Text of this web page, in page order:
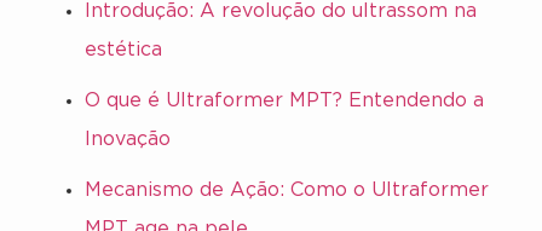
Introdução: A revolução do ultrassom na
estética
O que é Ultraformer MPT? Entendendo a
Inovação
Mecanismo de Ação: Como o Ultraformer